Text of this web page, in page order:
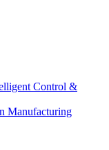
Control &
Manufacturing